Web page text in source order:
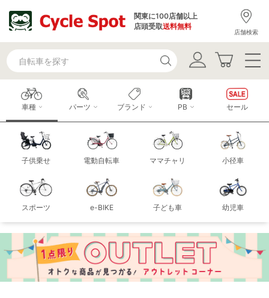
関東に100店舗以上
店頭受取送料無料
店舗検索
車種
子供乗せ 電動自転車 ママチャリ 小径車
スポーツ e-BIKE 子ども車 幼児車
パーツ ブランド PB セール